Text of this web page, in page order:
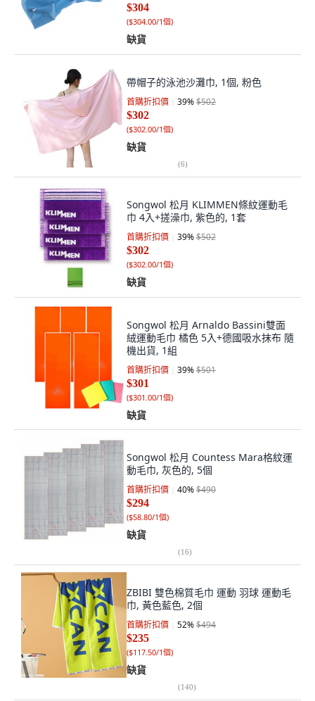
$304
($304.00/1個)
缺貨
帶帽子的泳池沙灘巾, 1個, 粉色
首購折扣價 39%$502
$302
($302.00/1個)
缺貨
(6)
Songwol 松月 KLIMMEN條紋運動毛
巾 4入+搓澡巾, 紫色的, 1套
首購折扣價 39%$502
$302
($302.00/1個)
缺貨
Songwol 松月 Arnaldo Bassini雙面
絨運動毛巾 橘色 5入+德國吸水抹布 隨
機出貨, 1組
首購折扣價 39%$501
$301
($301.00/1個)
缺貨
Songwol 松月 Countess Mara格紋運
動毛巾, 灰色的, 5個
首購折扣價 40%$490
$294
($58.80/1個)
缺貨
(16)
ZBIBI 雙色棉質毛巾 運動 羽球 運動毛
巾, 黃色藍色, 2個
首購折扣價 52%$494
$235
($117.50/1個)
缺貨
(140)